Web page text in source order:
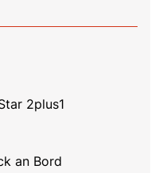
2plus1
an Bord